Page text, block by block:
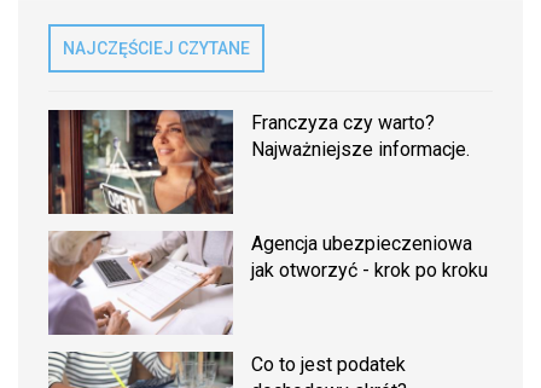
NAJCZĘŚCIEJ CZYTANE
Franczyza czy warto?
Najważniejsze informacje.
Agencja ubezpieczeniowa
jak otworzyć - krok po kroku
Co to jest podatek